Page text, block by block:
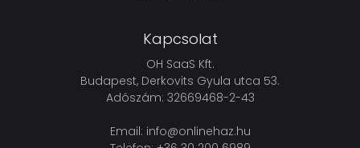
Kapcsolat
OH SaaS Kft.
Budapest, Derkovits Gyula utca 53.
Adószám: 32669468-2-43
Email: info@onlinehaz.hu